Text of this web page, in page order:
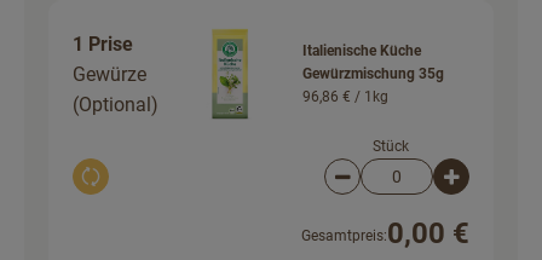
1 Prise
Gewürze
(Optional)
Auswahl ändern
Italienische Küche
Gewürzmischung 35g
96,86 € / 1kg
Stück
Artikelanzahl
Gesamtpreis:0,00 €